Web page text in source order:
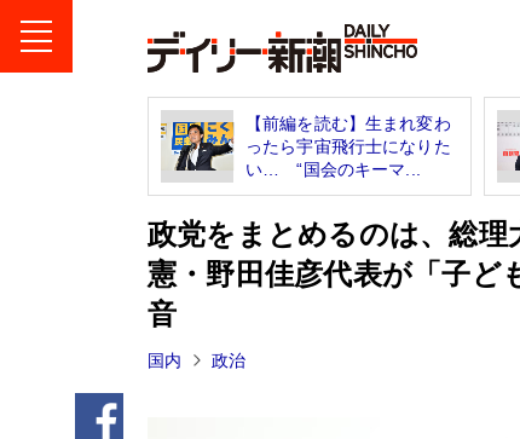
【前編を読む】生まれ変わ
ったら宇宙飛行士になりた
い… “国会のキーマ...
政党をまとめるのは、総
憲・野田佳彦代表が「子
音
国内 政治